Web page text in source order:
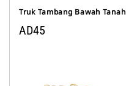
Truk Tambang Bawah Tanah
AD45